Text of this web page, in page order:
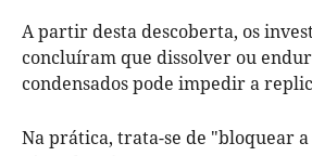
A partir desta descoberta, os
concluíram que dissolver ou
condensados pode impedir a
Na prática, trata-se de "bloquear